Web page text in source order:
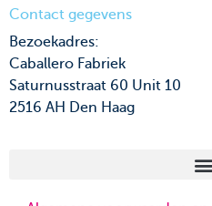
Contact gegevens
Bezoekadres:
Caballero Fabriek
Saturnusstraat 60 Unit 10
2516 AH Den Haag